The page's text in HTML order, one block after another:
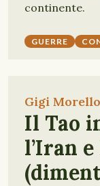
continente.
GUERRE
Gigi Morello
Il Tao
l’Iran e